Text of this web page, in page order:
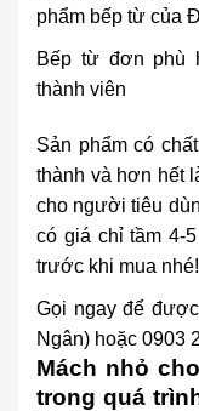
phẩm bếp từ của
Bếp từ đơn phù
thành viên
Sản phẩm có
thành và hơn hết
cho người tiêu
có giá chỉ tầm 4-
trước khi mua nhé!
Gọi ngay để
Ngân) hoặc 0903
Mách nhỏ
trong quá